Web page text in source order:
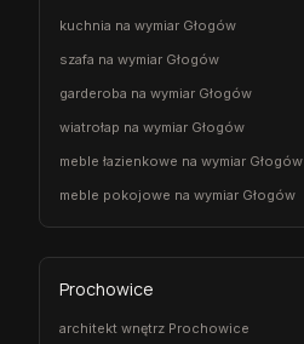
kuchnia na wymiar Głogów
szafa na wymiar Głogów
garderoba na wymiar Głogów
wiatrołap na wymiar Głogów
meble łazienkowe na wymiar Głogów
meble pokojowe na wymiar Głogów
Prochowice
architekt wnętrz Prochowice